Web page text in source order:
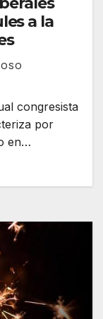
a la
congresista
por
en…